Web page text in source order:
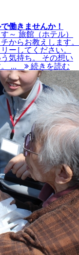
働きませんか！
～ 旅館（ホテル）
からお教えします。
ーしてください。
気持ち。 その想い
。 ...
続きを読む